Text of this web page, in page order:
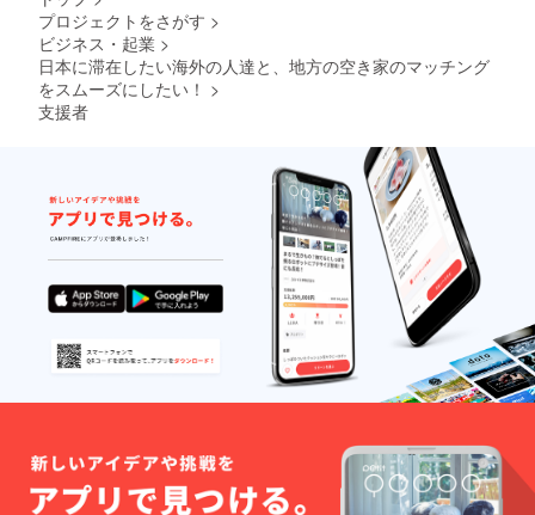
プロジェクトをさがす >
ビジネス・起業 >
日本に滞在したい海外の人達と、地方の空き家のマッチング
をスムーズにしたい！ >
支援者